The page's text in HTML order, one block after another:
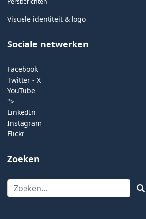
Persberichten
Visuele identiteit & logo
Sociale netwerken
Facebook
Twitter - X
YouTube
">
LinkedIn
Instagram
Flickr
Zoeken
Zoeken